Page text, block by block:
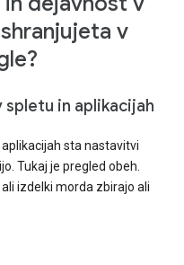
v
in aplikacijah
sta nastavitvi
Tukaj je pregled obeh.
izdelki morda zbirajo ali